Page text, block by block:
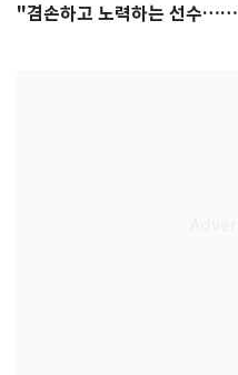
"겸손하고 노력하는 선수…좋